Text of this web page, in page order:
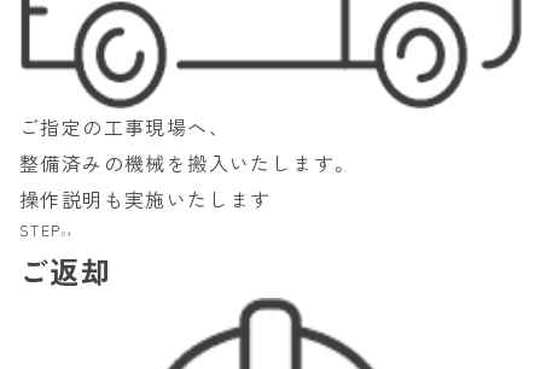
ご指定の工事現場へ、
整備済みの機械を搬入いたします。
操作説明も実施いたします
STEP 04
ご返却